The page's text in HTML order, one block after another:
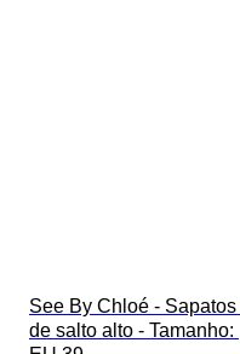
See By Chloé - Sapatos
de salto alto - Tamanho: